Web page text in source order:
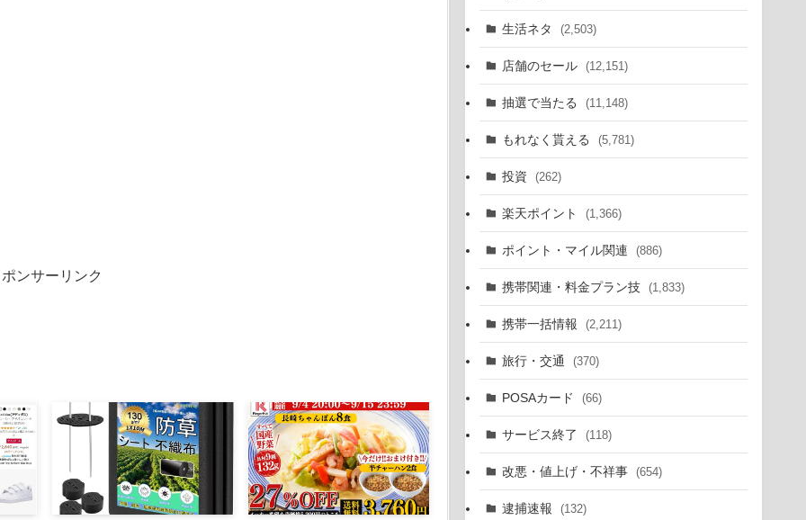
ンサーリンク
生活ネタ (2,503)
店舗のセール (12,151)
抽選で当たる (11,148)
もれなく貰える (5,781)
投資 (262)
楽天ポイント (1,366)
ポイント・マイル関連 (886)
携帯関連・料金プラン技 (1,833)
携帯一括情報 (2,211)
旅行・交通 (370)
POSAカード (66)
サービス終了 (118)
改悪・値上げ・不祥事 (654)
逮捕速報 (132)